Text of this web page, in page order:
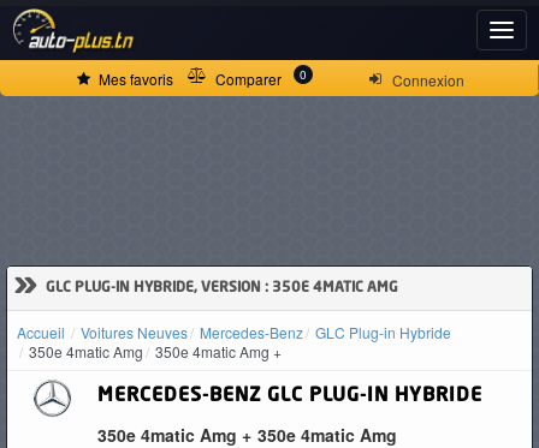
Connexion
Mes favoris Comparer 0
» GLC PLUG-IN HYBRIDE, VERSION : 350E 4MATIC AMG
Accueil Voitures Neuves Mercedes-Benz GLC Plug-in Hybride
350e 4matic Amg
350e 4matic Amg +
MERCEDES-BENZ GLC PLUG-IN HYBRIDE
350e 4matic Amg + 350e 4matic Amg
ACCUEIL
VOITURES
D'OCCASION